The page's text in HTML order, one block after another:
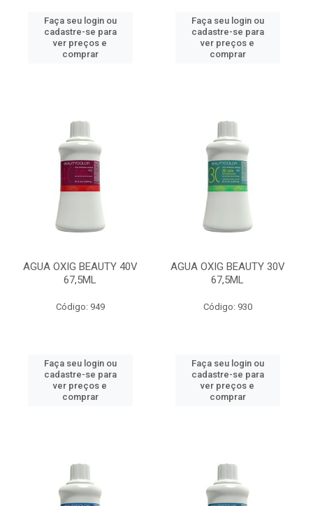
Faça seu login ou
cadastre-se para
ver preços e
comprar
Faça seu login ou
cadastre-se para
ver preços e
comprar
AGUA OXIG BEAUTY 40V
67,5ML
Código: 949
Faça seu login ou
cadastre-se para
ver preços e
comprar
AGUA OXIG BEAUTY 30V
67,5ML
Código: 930
Faça seu login ou
cadastre-se para
ver preços e
comprar